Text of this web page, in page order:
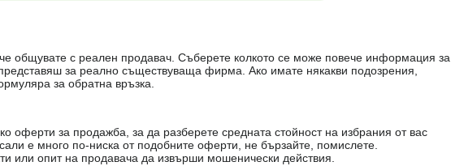
общувате с реален продавач. Съберете колкото се може повече информация за
за реално съществуваща фирма. Ако имате някакви подозрения,
за обратна връзка.
за продажба, за да разберете средната стойност на избрания от вас
е много по-ниска от подобните оферти, не бързайте, помислете.
или опит на продавача да извърши мошенически действия.